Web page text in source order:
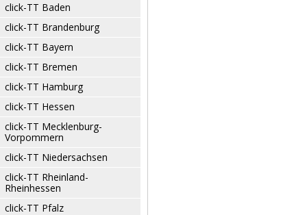
click-TT Baden
click-TT Brandenburg
click-TT Bayern
click-TT Bremen
click-TT Hamburg
click-TT Hessen
click-TT Mecklenburg-
Vorpommern
click-TT Niedersachsen
click-TT Rheinland-
Rheinhessen
click-TT Pfalz